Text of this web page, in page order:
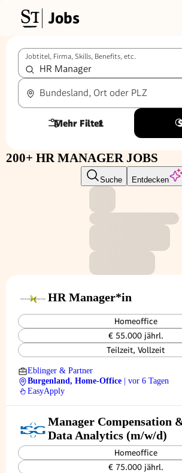
Jobs
Jobtitel, Firma, Skills, Benefits, etc.
Bundesland, Ort oder PLZ
Mehr Filter
1
200+ HR MANAGER JOBS
Suche Entdecken
HR Manager*in
Homeoffice
€ 55.000 jährl.
Teilzeit, Vollzeit
Eblinger & Partner
Burgenland, Home-Office
| vor 6 Tagen
EasyApply
Manager Compensation
Data Analytics (m/w/d)
Homeoffice
€ 75.000 jährl.